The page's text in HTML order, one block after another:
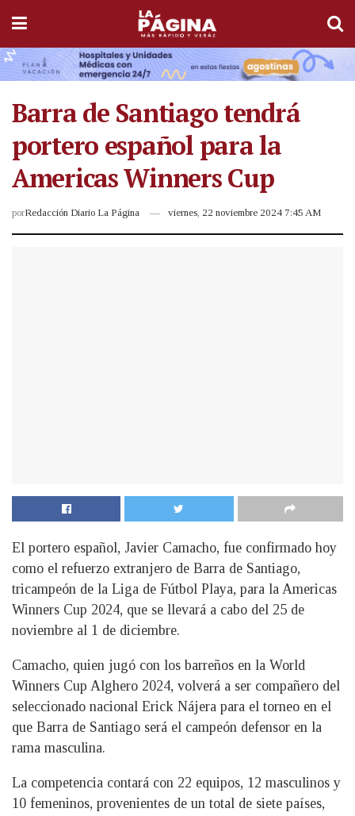
Barra de Santiago tendrá
portero español para la
Americas Winners Cup
porRedacción Diario La Página viernes, 22 noviembre 2024 7:45 AM
El portero español, Javier Camacho, fue confirmado hoy
como el refuerzo extranjero de Barra de Santiago,
tricampeón de la Liga de Fútbol Playa, para la Americas
Winners Cup 2024, que se llevará a cabo del 25 de
noviembre al 1 de diciembre.
Camacho, quien jugó con los barreños en la World
Winners Cup Alghero 2024, volverá a ser compañero del
seleccionado nacional Erick Nájera para el torneo en el
que Barra de Santiago será el campeón defensor en la
rama masculina.
La competencia contará con 22 equipos, 12 masculinos y
10 femeninos, provenientes de un total de siete países,